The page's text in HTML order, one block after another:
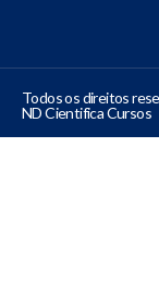
Todos os direitos
ND Cientifica Cursos